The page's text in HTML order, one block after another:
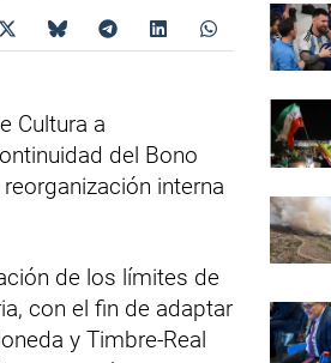
Cultura a
del Bono
interna
de los límites de
con el fin de adaptar
y Timbre-Real